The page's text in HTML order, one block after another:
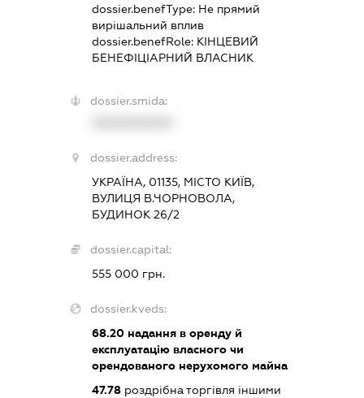
dossier.benefType: Не прямий
вирішальний вплив
dossier.benefRole: КІНЦЕВИЙ
БЕНЕФІЦІАРНИЙ ВЛАСНИК
dossier.smida:
dossier.address:
УКРАЇНА, 01135, МІСТО КИЇВ,
ВУЛИЦЯ В.ЧОРНОВОЛА,
БУДИНОК 26/2
dossier.capital:
555 000 грн.
dossier.kveds:
68.20надання в оренду й
експлуатацію власного чи
орендованого нерухомого майна
47.78роздрібна торгівля іншими